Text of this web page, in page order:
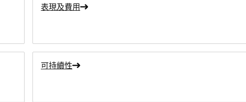
表現及費用
可持續性